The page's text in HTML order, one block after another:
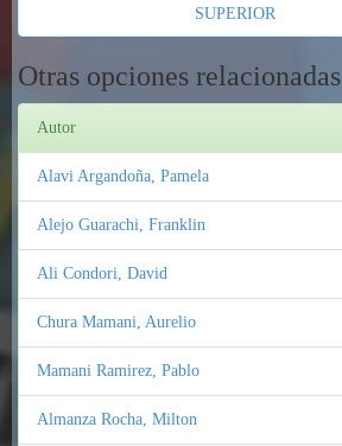
SUPERIOR
Otras opciones relacionadas
Autor
Alavi Argandoña, Pamela
Alejo Guarachi, Franklin
Ali Condori, David
Chura Mamani, Aurelio
Mamani Ramirez, Pablo
Almanza Rocha, Milton